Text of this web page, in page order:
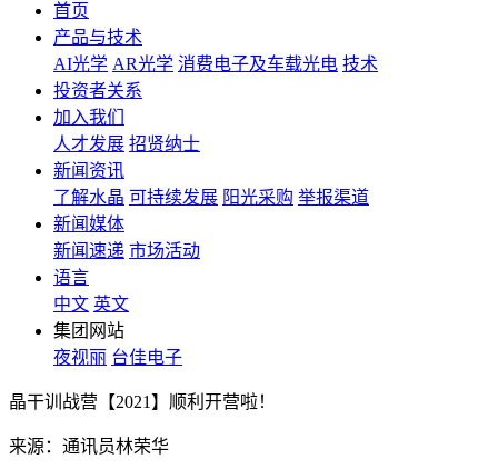
首页
产品与技术
AI光学 AR光学 消费电子及车载光电 技术
投资者关系
加入我们
人才发展 招贤纳士
新闻资讯
了解水晶 可持续发展 阳光采购 举报渠道
新闻媒体
新闻速递 市场活动
语言
中文 英文
集团网站
夜视丽 台佳电子
晶干训战营【2021】顺利开营啦！
来源：通讯员林荣华